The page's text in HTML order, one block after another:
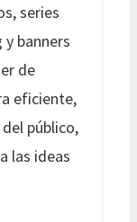
series
banners
de
eficiente,
público,
las ideas